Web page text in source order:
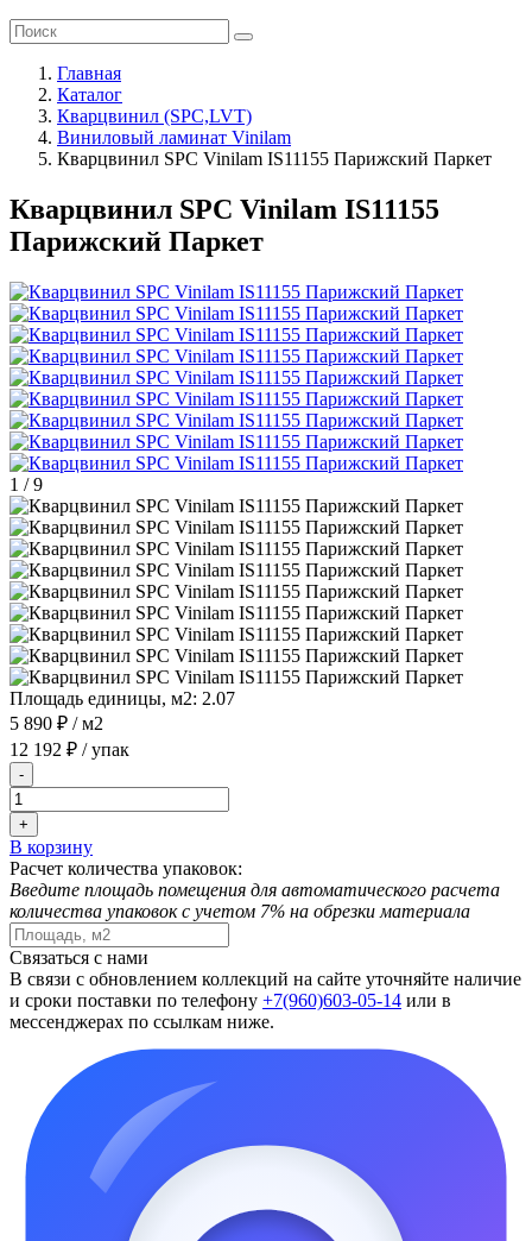
Главная
Каталог
Кварцвинил (SPC,LVT)
Виниловый ламинат Vinilam
Кварцвинил SPC Vinilam IS11155 Парижский Паркет
Кварцвинил SPC Vinilam IS11155
Парижский Паркет
1 /9
Площадь единицы, м2: 2.07
5 890 ₽ / м2
12 192 ₽ / упак
-
+
В корзину
Расчет количества упаковок:
Введите площадь помещения для автоматического расчета
количества упаковок с учетом 7% на обрезки материала
Связаться с нами
В связи с обновлением коллекций на сайте уточняйте наличие
и сроки поставки по телефону +7(960)603-05-14 или в
мессенджерах по ссылкам ниже.